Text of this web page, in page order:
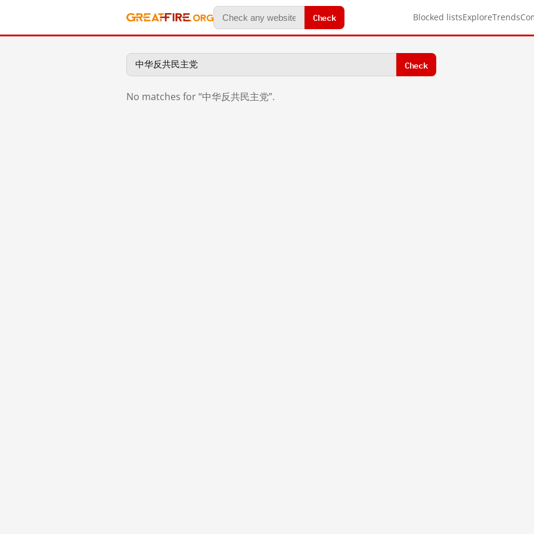
Check Blocked listsExploreTrends
Check
No matches for “中华反共民主党”.